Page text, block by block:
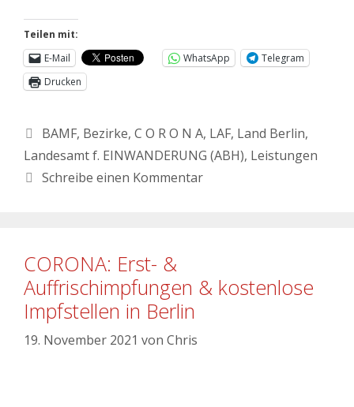
Teilen mit:
E-Mail
WhatsApp
Telegram
Drucken
BAMF, Bezirke, C O R O N A, LAF, Land Berlin,
Landesamt f. EINWANDERUNG (ABH), Leistungen
Schreibe einen Kommentar
CORONA: Erst- &
Auffrischimpfungen & kostenlose
Impfstellen in Berlin
19. November 2021 von Chris